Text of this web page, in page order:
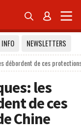
 
NEWSLETTERS
débordent de ces
les
de ces
Chine